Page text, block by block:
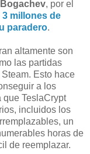
, por el
3 millones de
paradero.
altamente son
las partidas
Esto hace
a los
que TeslaCrypt
incluidos los
un
horas de
de reemplazar.